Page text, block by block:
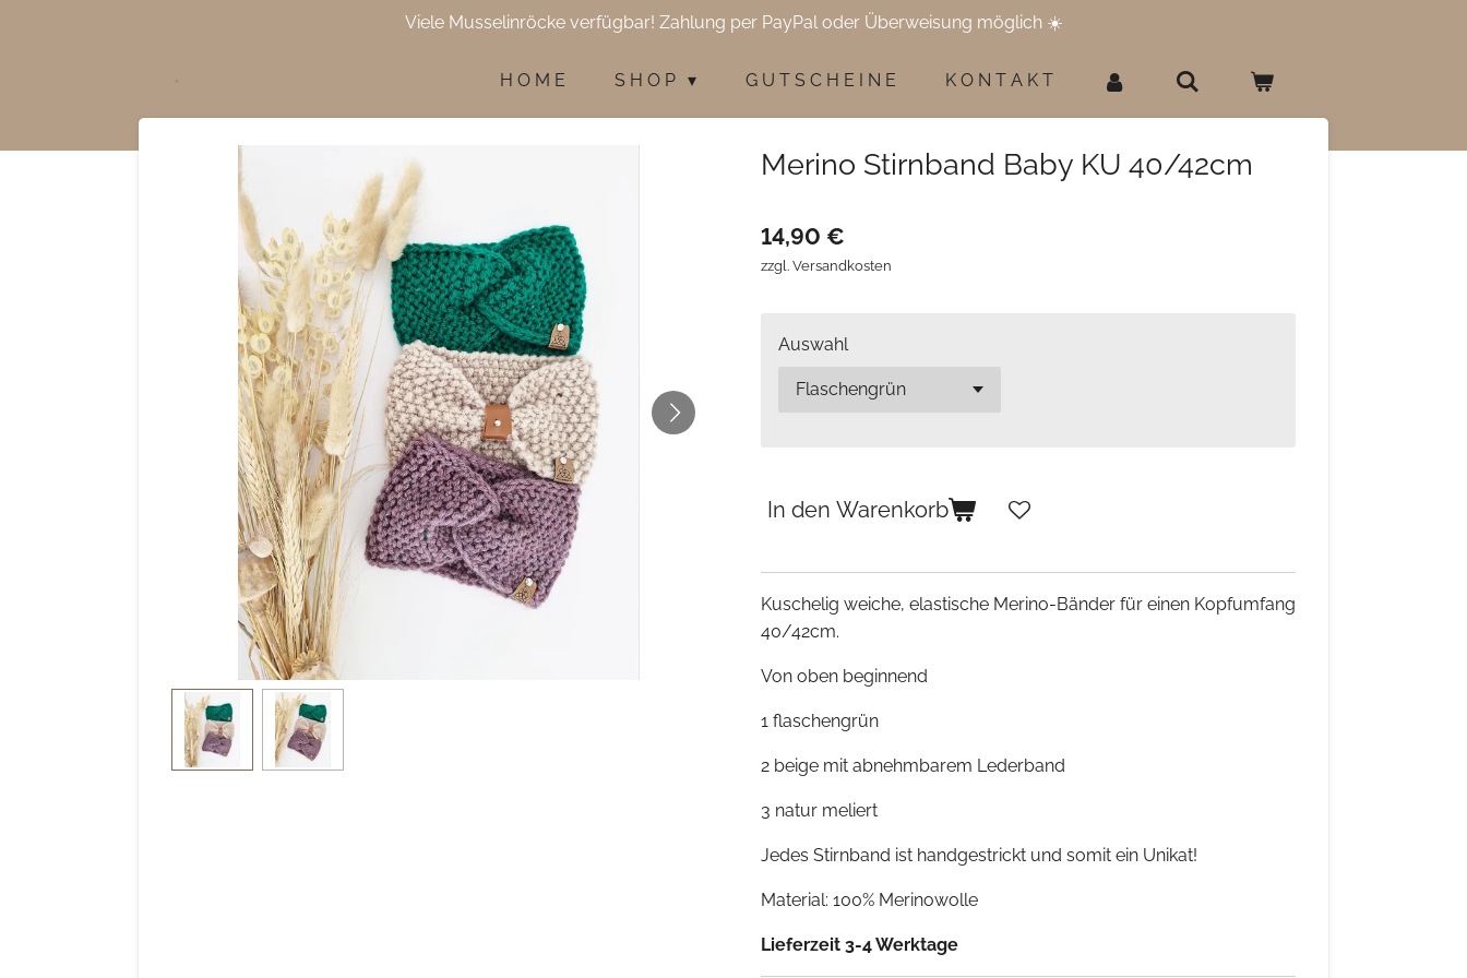
Viele Musselinröcke verfügbar! Zahlung per PayPal oder Überweisung möglich ☀️
H O M E S H O P G U T S C H E I N E K O N T A K T
Merino Stirnband Baby KU 40/42cm
14,90 €
zzgl. Versandkosten
Auswahl
In den Warenkorb
Kuschelig weiche, elastische Merino-Bänder für einen Kopfumfang
40/42cm.
Von oben beginnend
1 flaschengrün
2 beige mit abnehmbarem Lederband
3 natur meliert
Jedes Stirnband ist handgestrickt und somit ein Unikat!
Material: 100% Merinowolle
Lieferzeit 3-4 Werktage